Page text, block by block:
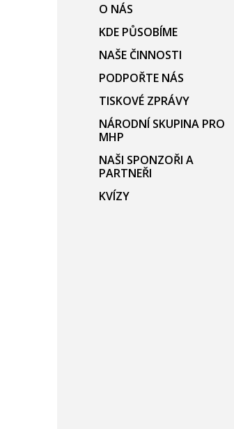
O NÁS
KDE PŮSOBÍME
NAŠE ČINNOSTI
PODPOŘTE NÁS
TISKOVÉ ZPRÁVY
NÁRODNÍ SKUPINA PRO
MHP
NAŠI SPONZOŘI A
PARTNEŘI
KVÍZY